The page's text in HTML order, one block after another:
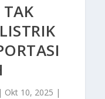
| Okt 10, 2025 |